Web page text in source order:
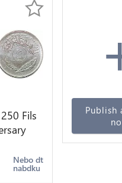
Fils
Nebo dt
nabdku
Publish